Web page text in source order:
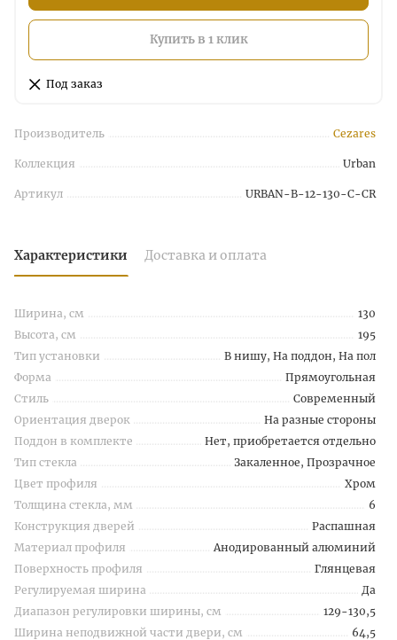
Купить в 1 клик
Под заказ
Производитель Cezares
Коллекция Urban
Артикул URBAN-B-12-130-C-CR
Характеристики Доставка и оплата
Ширина, см
130
Высота, см
195
Тип установки
В нишу, На поддон, На пол
Форма
Прямоугольная
Стиль
Современный
Ориентация дверок
На разные стороны
Поддон в комплекте
Нет, приобретается отдельно
Тип стекла
Закаленное, Прозрачное
Цвет профиля
Хром
Толщина стекла, мм
6
Конструкция дверей
Распашная
Материал профиля
Анодированный алюминий
Поверхность профиля
Глянцевая
Регулируемая ширина
Да
Диапазон регулировки ширины, см
129-130,5
Ширина неподвижной части двери, см
64,5